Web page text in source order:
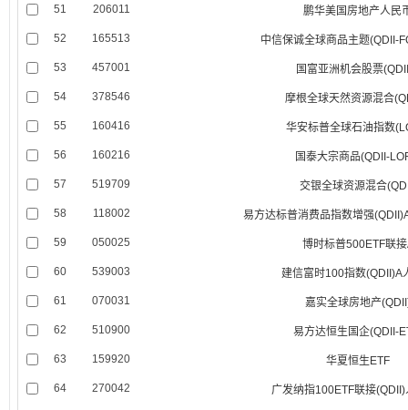
51 206011 鹏华美国房地产人民
52 165513 中信保诚全球商品主题(QDII-
53 457001 国富亚洲机会股票
54 378546 摩根全球天然资源混合
55 160416 华安标普全球石油指数
56 160216 国泰大宗商品(QDII-
57 519709 交银全球资源混合
58 118002 易方达标普消费品指数增强
59 050025 博时标普500ETF联
60 539003 建信富时100指数(QDII)A
61 070031 嘉实全球房地产
62 510900 易方达恒生国企(QDII-
63 159920 华夏恒生ETF
64 270042 广发纳指100ETF联接(QDII)